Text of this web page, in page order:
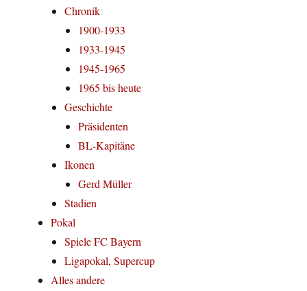
Chronik
1900-1933
1933-1945
1945-1965
1965 bis heute
Geschichte
Präsidenten
BL-Kapitäne
Ikonen
Gerd Müller
Stadien
Pokal
Spiele FC Bayern
Ligapokal, Supercup
Alles andere